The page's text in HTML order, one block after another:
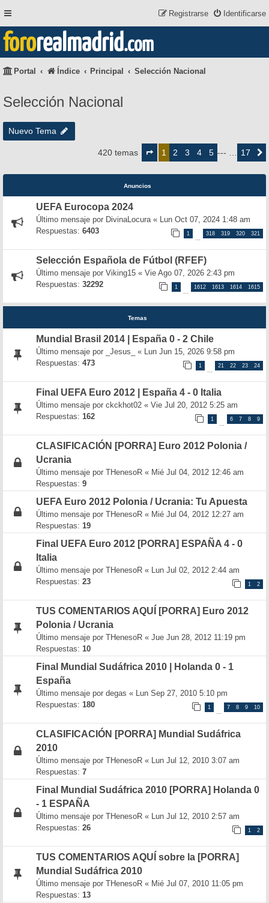
Identificarse
Registrarse
fororealmadrid.com
Portal Índice Principal Selección Nacional
Selección Nacional
Nuevo Tema
420 temas
de
1 2 3 4 5 --- … 17
Anuncios
UEFA Eurocopa 2024
Último mensaje por DivinaLocura« Lun Oct 07, 2024 1:48 am
Respuestas: 6403 1
…
318 319 320 321
Selección Española de Fútbol (RFEF)
Último mensaje por Viking15 « Vie Ago 07, 2026 2:43 pm
Respuestas: 32292 1
…
1612 1613 1614 1615
Temas
Mundial Brasil 2014 | España 0 - 2 Chile
Último mensaje por _Jesus_ « Lun Jun 15, 2026 9:58 pm
Respuestas: 473 1
…
21 22 23 24
Final UEFA Euro 2012 | España 4 - 0 Italia
Último mensaje por ckckhot02 « Vie Jul 20, 2012 5:25 am
Respuestas: 162 1
…
6 7 8 9
CLASIFICACIÓN [PORRA] Euro 2012 Polonia /
Ucrania
Último mensaje por THenesoR « Mié Jul 04, 2012 12:46 am
Respuestas: 9
UEFA Euro 2012 Polonia / Ucrania: Tu Apuesta
Último mensaje por THenesoR « Mié Jul 04, 2012 12:27 am
Respuestas: 19
Final UEFA Euro 2012 [PORRA] ESPAÑA 4 - 0
Italia
Último mensaje por THenesoR « Lun Jul 02, 2012 2:44 am
Respuestas: 23 1 2
TUS COMENTARIOS AQUÍ [PORRA] Euro 2012
Polonia / Ucrania
Último mensaje por THenesoR « Jue Jun 28, 2012 11:19 pm
Respuestas: 10
Final Mundial Sudáfrica 2010 | Holanda 0 - 1
España
Último mensaje por degas « Lun Sep 27, 2010 5:10 pm
Respuestas: 180 1
…
7 8 9 10
CLASIFICACIÓN [PORRA] Mundial Sudáfrica
2010
Último mensaje por THenesoR « Lun Jul 12, 2010 3:07 am
Respuestas: 7
Final Mundial Sudáfrica 2010 [PORRA] Holanda 0
- 1 ESPAÑA
Último mensaje por THenesoR « Lun Jul 12, 2010 2:57 am
Respuestas: 26 1 2
TUS COMENTARIOS AQUÍ sobre la [PORRA]
Mundial Sudáfrica 2010
Último mensaje por THenesoR « Mié Jul 07, 2010 11:05 pm
Respuestas: 13